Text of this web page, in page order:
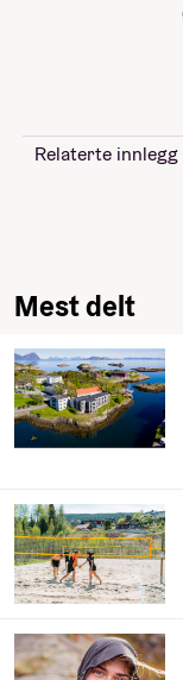
Relaterte innlegg
Mest delt